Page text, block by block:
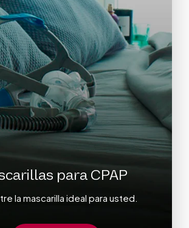
para CPAP
la mascarilla ideal para usted.